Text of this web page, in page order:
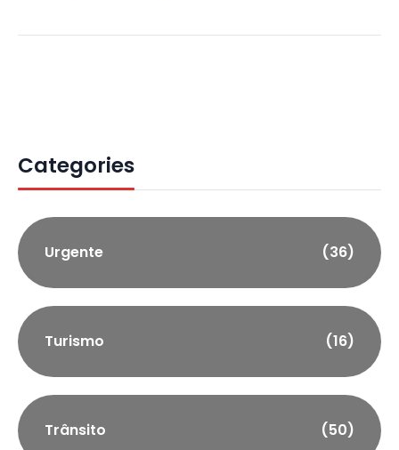
Categories
Urgente (36)
Turismo (16)
Trânsito (50)